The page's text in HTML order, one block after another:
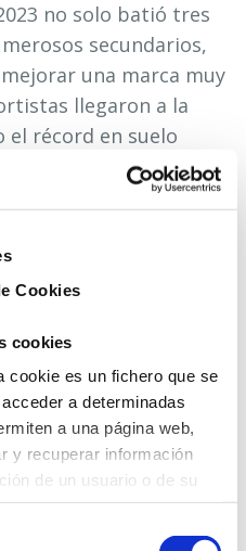
Cookies
cookies
cookie es un fichero que se
a determinadas
a una página web,
y recuperar información
de un usuario o de su
que contengan y
pueden utilizarse
no solo batió tres
secundarios,
una marca muy
llegaron a la
el récord en suelo
contar con un espacio
un trabajo del que se
de
el recorrido y los
emblemáticas como la
-epicentro del
y zona marítima.
1 hasta el lunes 4, un
mañana, tarde y